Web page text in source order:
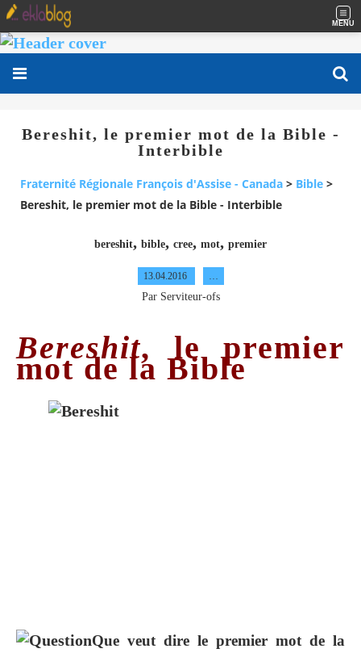
MENU
Bereshit, le premier mot de la Bible -
Interbible
Fraternité Régionale François d'Assise - Canada > Bible >
Bereshit, le premier mot de la Bible - Interbible
bereshit, bible, cree, mot, premier
13.04.2016
Par Serviteur-ofs
Bereshit, le premier
mot de la Bible
Que veut dire le premier mot de la